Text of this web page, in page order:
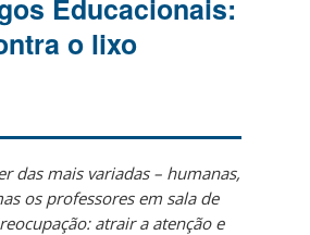
Educacionais:
o lixo
das mais variadas – humanas,
os professores em sala de
atrair a atenção e